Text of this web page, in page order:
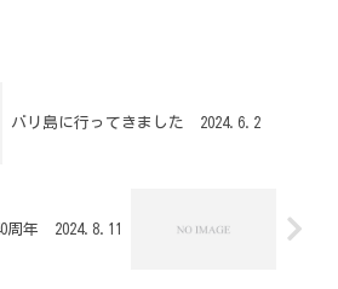
バリ島に行ってきました 2024.6.2
周年 2024.8.11